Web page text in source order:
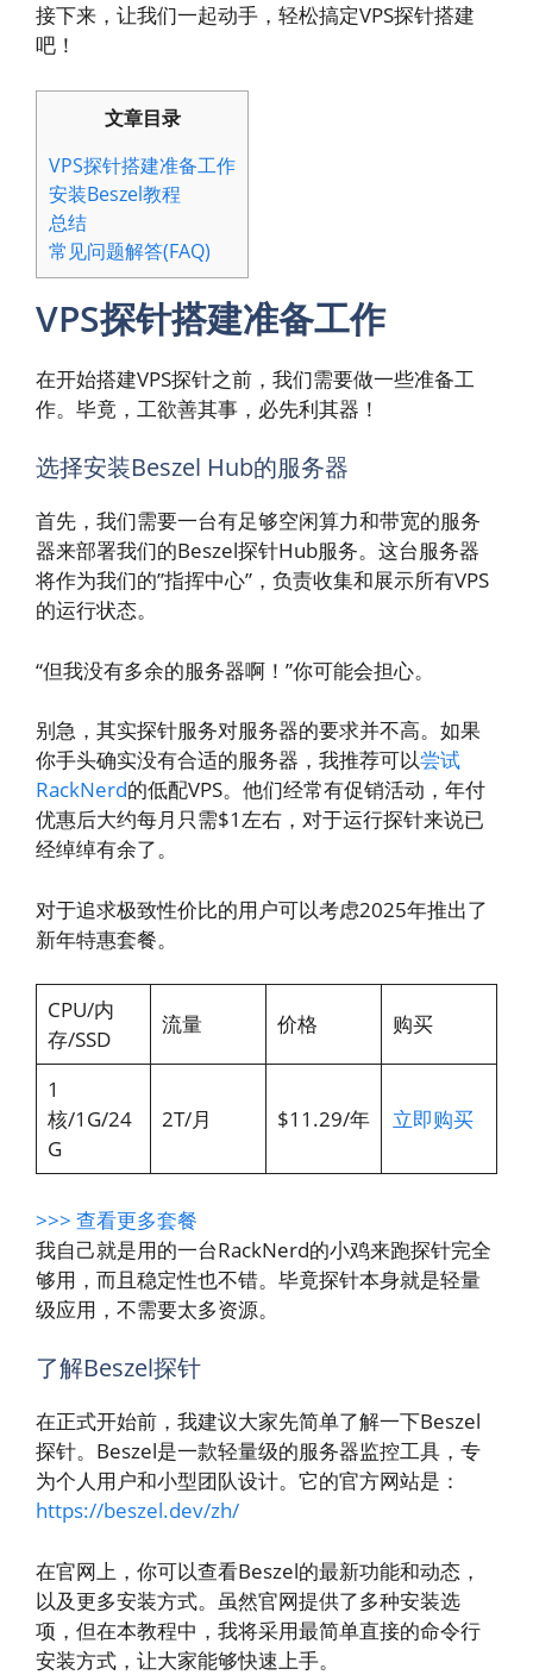
接下来，让我们一起动手，轻松搞定VPS探针搭建
吧！
文章目录
VPS探针搭建准备工作
安装Beszel教程
总结
常见问题解答(FAQ)
VPS探针搭建准备工作
在开始搭建VPS探针之前，我们需要做一些准备工
作。毕竟，工欲善其事，必先利其器！
选择安装Beszel Hub的服务器
首先，我们需要一台有足够空闲算力和带宽的服务
器来部署我们的Beszel探针Hub服务。这台服务器
将作为我们的”指挥中心”，负责收集和展示所有VPS
的运行状态。
“但我没有多余的服务器啊！”你可能会担心。
别急，其实探针服务对服务器的要求并不高。如果
你手头确实没有合适的服务器，我推荐可以尝试
RackNerd的低配VPS。他们经常有促销活动，年付
优惠后大约每月只需$1左右，对于运行探针来说已
经绰绰有余了。
对于追求极致性价比的用户可以考虑2025年推出了
新年特惠套餐。
CPU/内
存/SSD
流量 价格 购买
1
核/1G/24
G
2T/月 $11.29/年 立即购买
>>> 查看更多套餐
我自己就是用的一台RackNerd的小鸡来跑探针完全
够用，而且稳定性也不错。毕竟探针本身就是轻量
级应用，不需要太多资源。
了解Beszel探针
在正式开始前，我建议大家先简单了解一下Beszel
探针。Beszel是一款轻量级的服务器监控工具，专
为个人用户和小型团队设计。它的官方网站是：
https://beszel.dev/zh/
在官网上，你可以查看Beszel的最新功能和动态，
以及更多安装方式。虽然官网提供了多种安装选
项，但在本教程中，我将采用最简单直接的命令行
安装方式，让大家能够快速上手。